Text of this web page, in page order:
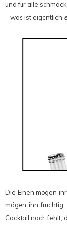
und für alle
– was ist eigentlich
Die Einen mögen
mögen ihn
Cocktail noch fehlt,